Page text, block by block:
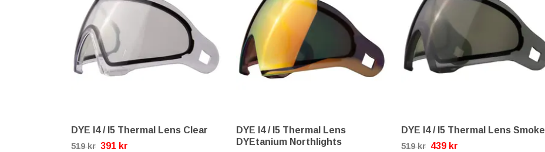
DYE I4 / I5 Thermal Lens Clear
519 kr 391 kr
DYE I4 / I5 Thermal Lens
DYEtanium Northlights
DYE I4 / I5 Thermal Lens Smoke
519 kr 439 kr